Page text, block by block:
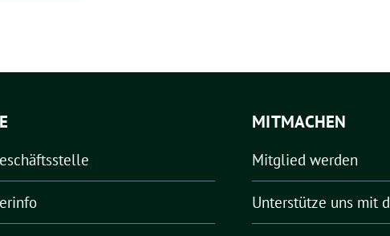
MITMACHEN
Mitglied werden
Unterstütze uns mit